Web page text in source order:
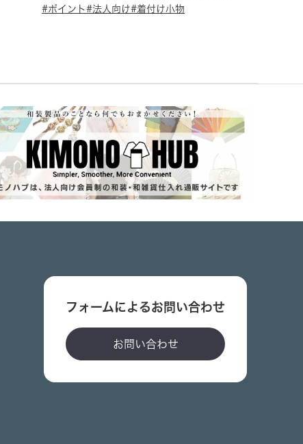
ポイント
法人向け 着付け小物
フォームによるお問い合わせ
お問い合わせ